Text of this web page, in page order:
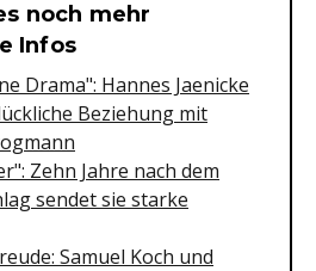
&
noch mehr
Infos
Drama": Hannes Jaenicke
Beziehung mit
Zehn Jahre nach dem
sendet sie starke
Samuel Koch und